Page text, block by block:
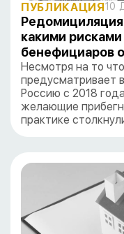
ПУБЛИКАЦИЯ10
Редомициляция
какими
бенефициаров
Несмотря на то
предусматривает
Россию с 2018
желающие
практике